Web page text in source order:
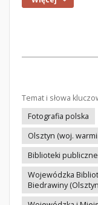
Temat i słowa
Fotografia polska
Olsztyn (woj.
Biblioteki publiczne
Wojewódzka
Biedrawiny